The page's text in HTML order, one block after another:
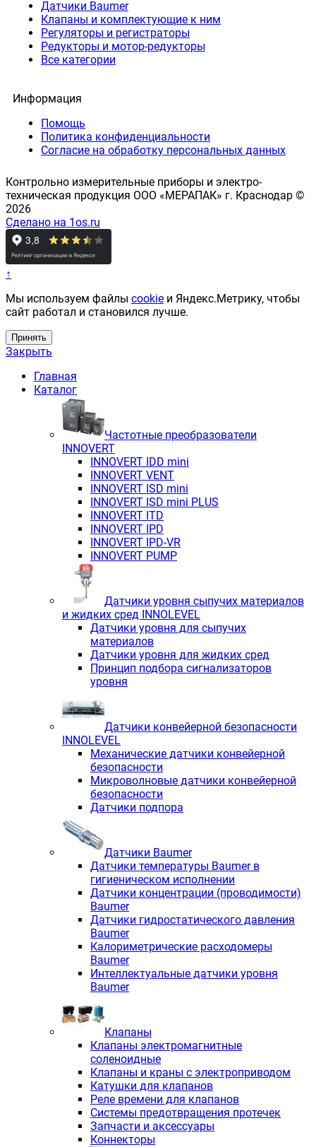
Датчики Baumer
Клапаны и комплектующие к ним
Регуляторы и регистраторы
Редукторы и мотор-редукторы
Все категории
Информация
Помощь
Политика конфиденциальности
Согласие на обработку персональных данных
Контрольно измерительные приборы и электро-
техническая продукция ООО «МЕРАПАК» г. Краснодар ©
2026
Сделано на 1os.ru
↑
Мы используем файлы cookie и Яндекс.Метрику, чтобы
сайт работал и становился лучше.
Принять
Закрыть
Главная
Каталог
Частотные преобразователи
INNOVERT
INNOVERT IDD mini
INNOVERT VENT
INNOVERT ISD mini
INNOVERT ISD mini PLUS
INNOVERT ITD
INNOVERT IРD
INNOVERT IРD-VR
INNOVERT PUMP
Датчики уровня сыпучих материалов
и жидких сред INNOLEVEL
Датчики уровня для сыпучих
материалов
Датчики уровня для жидких сред
Принцип подбора сигнализаторов
уровня
Датчики конвейерной безопасности
INNOLEVEL
Механические датчики конвейерной
безопасности
Микроволновые датчики конвейерной
безопасности
Датчики подпора
Датчики Baumer
Датчики температуры Baumer в
гигиеническом исполнении
Датчики концентрации (проводимости)
Baumer
Датчики гидростатического давления
Baumer
Калориметрические расходомеры
Baumer
Интеллектуальные датчики уровня
Baumer
Клапаны
Клапаны электромагнитные
соленоидные
Клапаны и краны с электроприводом
Катушки для клапанов
Реле времени для клапанов
Системы предотвращения протечек
Запчасти и аксессуары
Коннекторы